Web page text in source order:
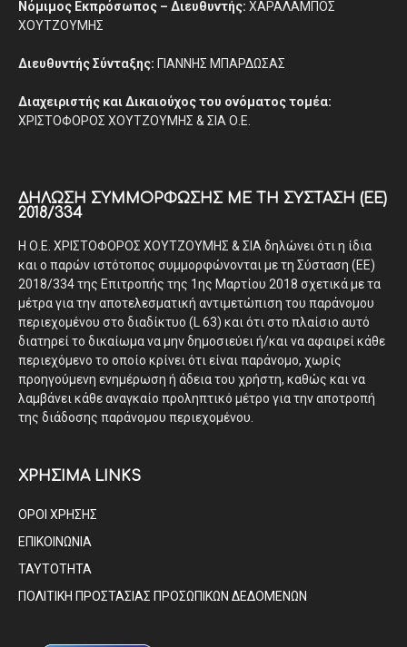
Νόμιμος Εκπρόσωπος – Διευθυντής: ΧΑΡΑΛΑΜΠΟΣ
ΧΟΥΤΖΟΥΜΗΣ
Διευθυντής Σύνταξης: ΓΙΑΝΝΗΣ ΜΠΑΡΔΩΣΑΣ
Διαχειριστής και Δικαιούχος του ονόματος τομέα:
ΧΡΙΣΤΟΦΟΡΟΣ ΧΟΥΤΖΟΥΜΗΣ & ΣΙΑ Ο.Ε.
ΔΉΛΩΣΗ ΣΥΜΜΌΡΦΩΣΗΣ ΜΕ ΤΗ ΣΎΣΤΑΣΗ (ΕΕ)
2018/334
Η Ο.Ε. ΧΡΙΣΤΟΦΟΡΟΣ ΧΟΥΤΖΟΥΜΗΣ & ΣΙΑ δηλώνει ότι η ίδια
και ο παρών ιστότοπος συμμορφώνονται με τη Σύσταση (ΕΕ)
2018/334 της Επιτροπής της 1ης Μαρτίου 2018 σχετικά με τα
μέτρα για την αποτελεσματική αντιμετώπιση του παράνομου
περιεχομένου στο διαδίκτυο (L 63) και ότι στο πλαίσιο αυτό
διατηρεί το δικαίωμα να μην δημοσιεύει ή/και να αφαιρεί κάθε
περιεχόμενο το οποίο κρίνει ότι είναι παράνομο, χωρίς
προηγούμενη ενημέρωση ή άδεια του χρήστη, καθώς και να
λαμβάνει κάθε αναγκαίο προληπτικό μέτρο για την αποτροπή
της διάδοσης παράνομου περιεχομένου.
ΧΡΗΣΙΜΑ LINKS
ΟΡΟΙ ΧΡΗΣΗΣ
ΕΠΙΚΟΙΝΩΝΙΑ
ΤΑΥΤΟΤΗΤΑ
ΠΟΛΙΤΙΚΗ ΠΡΟΣΤΑΣΙΑΣ ΠΡΟΣΩΠΙΚΩΝ ΔΕΔΟΜΕΝΩΝ